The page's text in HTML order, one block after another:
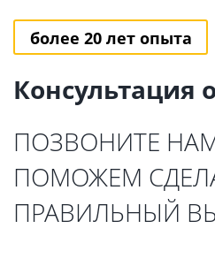
более 20 лет опыта
Консультация
ПОЗВОНИТЕ
ПОМОЖЕМ
ПРАВИЛЬНЫЙ